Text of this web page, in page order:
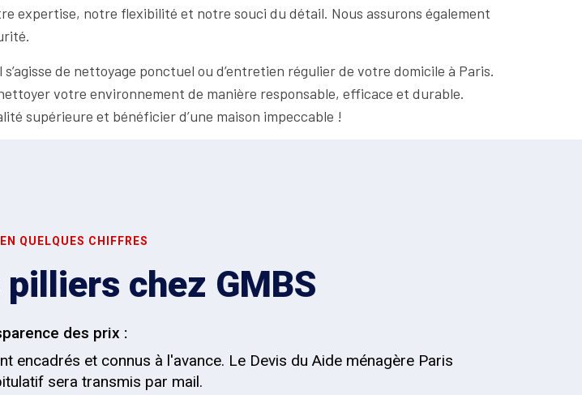
expertise, notre flexibilité et notre souci du détail. Nous assurons également
de nettoyage ponctuel ou d’entretien régulier de votre domicile à Paris.
votre environnement de manière responsable, efficace et durable.
supérieure et bénéficier d’une maison impeccable !
QUELQUES CHIFFRES
pilliers chez GMBS
des prix :
encadrés et connus à l'avance. Le Devis du Aide ménagère Paris
sera transmis par mail.